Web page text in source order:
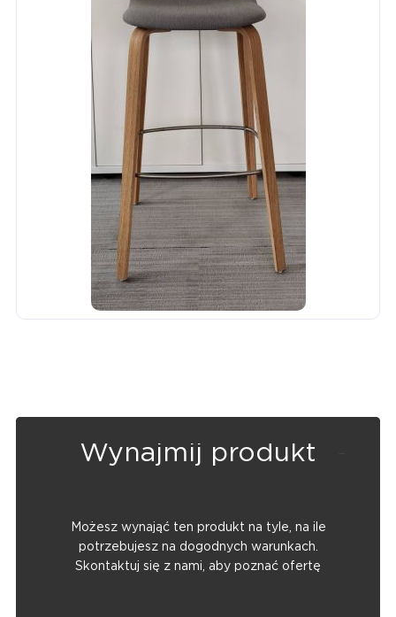
Wynajmij produkt
Możesz wynająć ten produkt na tyle, na ile
potrzebujesz na dogodnych warunkach.
Skontaktuj się z nami, aby poznać ofertę